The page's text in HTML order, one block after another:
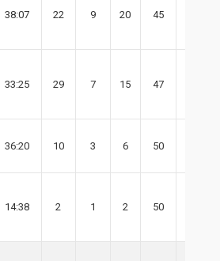
38:07 22 9 20 45
33:25 29 7 15 47
36:20 10 3 6 50
14:38 2 1 2 50